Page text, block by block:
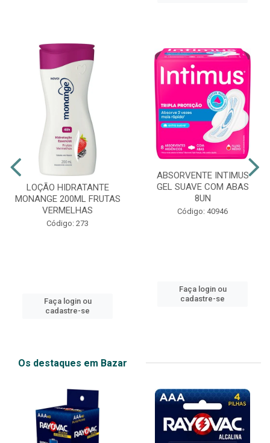
LOÇÃO HIDRATANTE
MONANGE 200ML FRUTAS
VERMELHAS
Código: 273
Faça login ou
cadastre-se
ABSORVENTE INTIMUS
GEL SUAVE COM ABAS
8UN
Código: 40946
Faça login ou
cadastre-se
Os destaques em Bazar